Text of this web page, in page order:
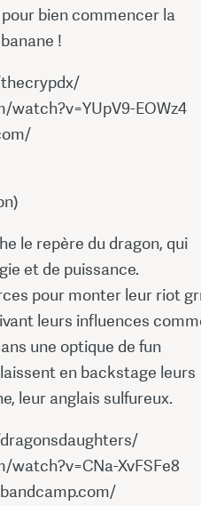
bien commencer la
!
EOWz4
le repère du dragon, qui
et de puissance.
pour monter leur riot
leurs influences
une optique de fun
en backstage leurs
leur anglais sulfureux.
XvFSFe8